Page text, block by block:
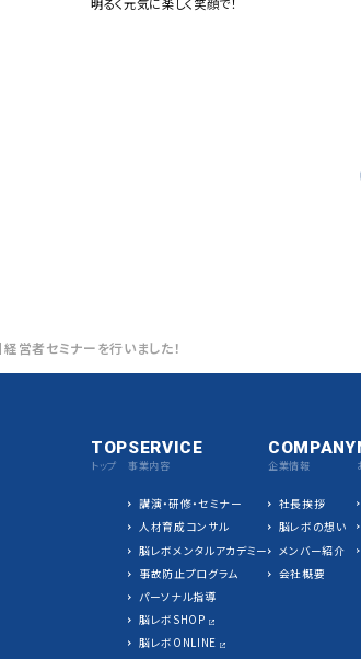
経営者セミナーを行いました！
TOP
トップ
SERVICE
事業内容
講演・研修・セミナー
人材育成コンサル
脳レボメンタルアカデミー
事故防止プログラム
パーソナル指導
脳レボSHOP
脳レボONLINE
COMPANY
企業情報
社長挨拶
脳レボの想い
メンバー紹介
会社概要